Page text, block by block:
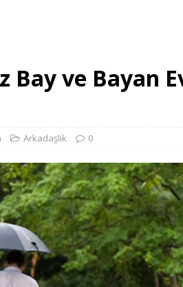
Bay ve Bayan
Arkadaşlık 0